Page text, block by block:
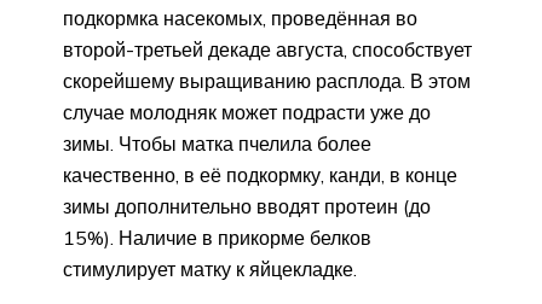
подкормка насекомых, проведённая во
второй-третьей декаде августа, способствует
скорейшему выращиванию расплода. В этом
случае молодняк может подрасти уже до
зимы. Чтобы матка пчелила более
качественно, в её подкормку, канди, в конце
зимы дополнительно вводят протеин (до
15%). Наличие в прикорме белков
стимулирует матку к яйцекладке.